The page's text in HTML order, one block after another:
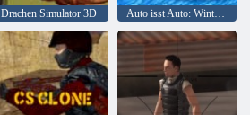
Drachen Simulator 3D Auto isst Auto: Winterabenteuer